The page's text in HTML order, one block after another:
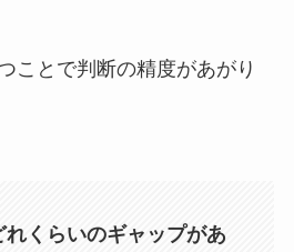
ことで判断の精度があがり
れくらいのギャップがあ